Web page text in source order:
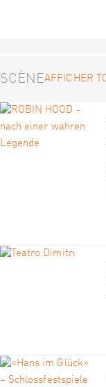
SCÈNEAFFICHER